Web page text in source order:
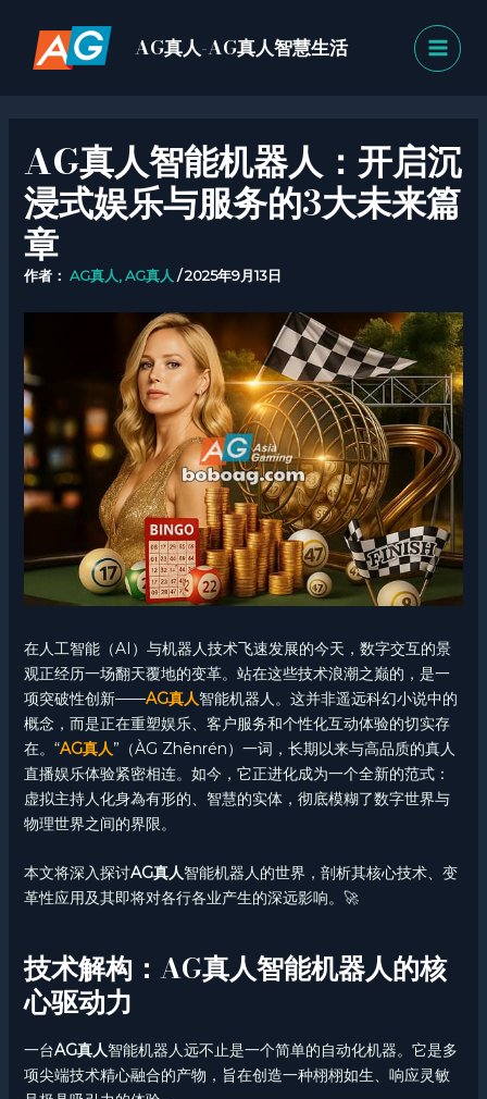
AG真人-AG真人智慧生活
AG真人智能机器人：开启沉
浸式娱乐与服务的3大未来篇
章
作者： AG真人, AG真人 /2025年9月13日
在人工智能（AI）与机器人技术飞速发展的今天，数字交互的景
观正经历一场翻天覆地的变革。站在这些技术浪潮之巅的，是一
项突破性创新——AG真人智能机器人。这并非遥远科幻小说中的
概念，而是正在重塑娱乐、客户服务和个性化互动体验的切实存
在。“AG真人”（ÀG Zhēnrén）一词，长期以来与高品质的真人
直播娱乐体验紧密相连。如今，它正进化成为一个全新的范式：
虚拟主持人化身為有形的、智慧的实体，彻底模糊了数字世界与
物理世界之间的界限。
本文将深入探讨AG真人智能机器人的世界，剖析其核心技术、变
革性应用及其即将对各行各业产生的深远影响。🚀
技术解构：AG真人智能机器人的核
心驱动力
一台AG真人智能机器人远不止是一个简单的自动化机器。它是多
项尖端技术精心融合的产物，旨在创造一种栩栩如生、响应灵敏